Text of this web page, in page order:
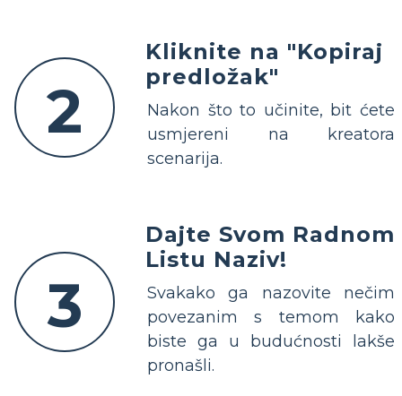
2
Kliknite na "Kopiraj
predložak"
Nakon što to učinite, bit ćete
usmjereni na kreatora
scenarija.
3
Dajte Svom Radnom
Listu Naziv!
Svakako ga nazovite nečim
povezanim s temom kako
biste ga u budućnosti lakše
pronašli.